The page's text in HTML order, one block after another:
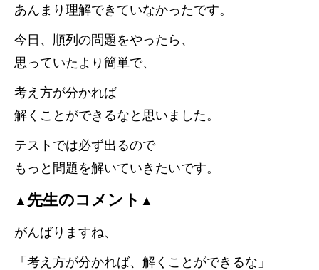
あんまり理解できていなかったです。
今日、順列の問題をやったら、
思っていたより簡単で、
考え方が分かれば
解くことができるなと思いました。
テストでは必ず出るので
もっと問題を解いていきたいです。
▲ 先生のコメント ▲
がんばりますね、
「考え方が分かれば、解くことができるな」